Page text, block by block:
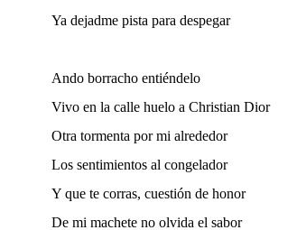
Ya dejadme pista para despegar
Ando borracho entiéndelo
Vivo en la calle huelo a Christian Dior
Otra tormenta por mi alrededor
Los sentimientos al congelador
Y que te corras, cuestión de honor
De mi machete no olvida el sabor